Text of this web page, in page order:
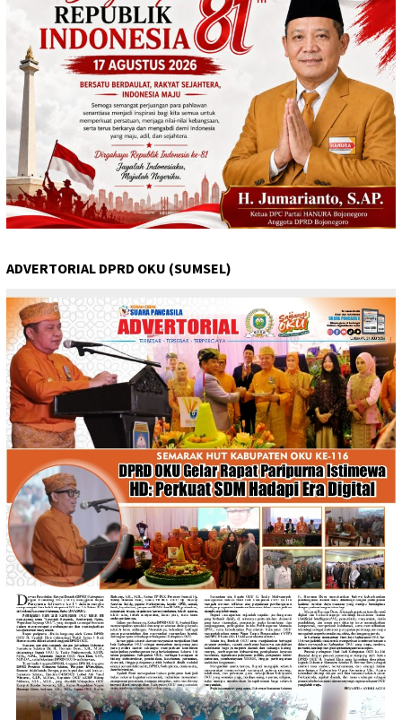
ADVERTORIAL DPRD OKU (SUMSEL)